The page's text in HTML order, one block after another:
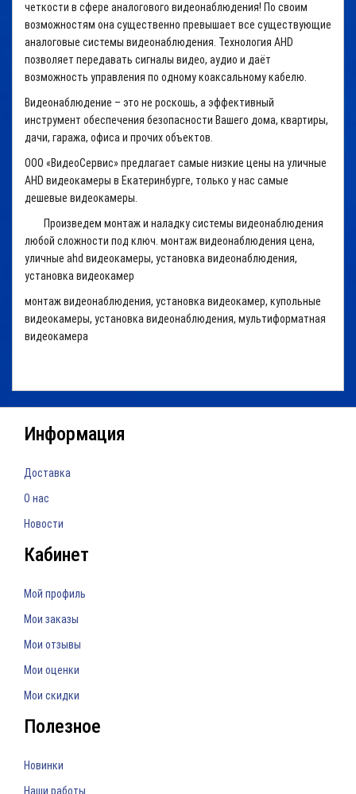
четкости в сфере аналогового видеонаблюдения! По своим
возможностям она существенно превышает все существующие
аналоговые системы видеонаблюдения. Технология AHD
позволяет передавать сигналы видео, аудио и даёт
возможность управления по одному коаксальному кабелю.
Видеонаблюдение – это не роскошь, а эффективный
инструмент обеспечения безопасности Вашего дома, квартиры,
дачи, гаража, офиса и прочих объектов.
ООО «ВидеоСервис» предлагает самые низкие цены на уличные
AHD видеокамеры в Екатеринбурге, только у нас самые
дешевые видеокамеры.
Произведем монтаж и наладку системы видеонаблюдения
любой сложности под ключ. монтаж видеонаблюдения цена,
уличные ahd видеокамеры, установка видеонаблюдения,
установка видеокамер
монтаж видеонаблюдения, установка видеокамер, купольные
видеокамеры, установка видеонаблюдения, мультиформатная
видеокамера
Информация
Доставка
О нас
Новости
Кабинет
Мой профиль
Мои заказы
Мои отзывы
Мои оценки
Мои скидки
Полезное
Новинки
Наши работы